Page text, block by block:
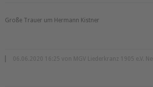
Große Trauer um Hermann Kistner
06.06.2020 16:25 von MGV Liederkranz 1905 e.V.